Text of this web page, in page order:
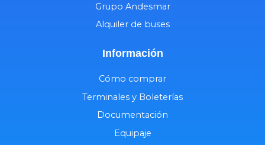
Grupo Andesmar
Alquiler de buses
Información
Cómo comprar
Terminales y Boleterías
Documentación
Equipaje